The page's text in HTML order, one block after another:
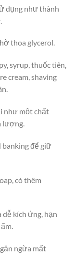
dụng như thành
thoa glycerol.
syrup, thuốc tiên,
cream, shaving
như một chất
lượng.
banking để giữ
có thêm
dễ kích ứng, hạn
ngừa mất